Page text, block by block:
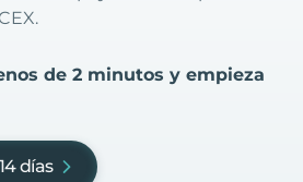
de 2 minutos y empieza
días